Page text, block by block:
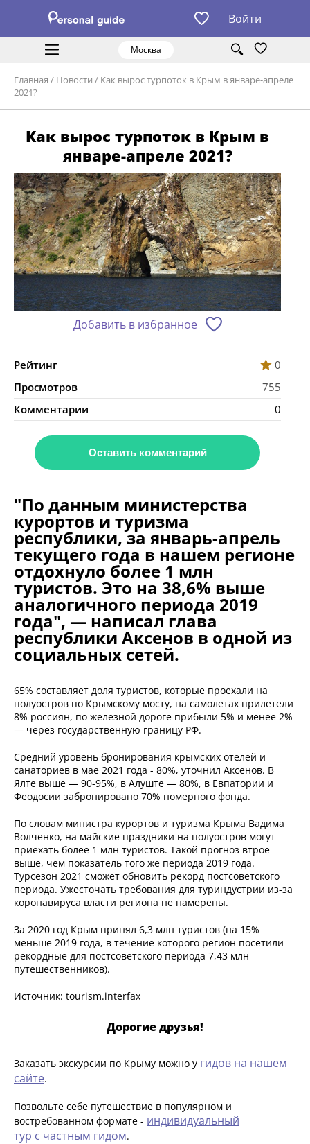
Войти
Москва
Главная / Новости / Как вырос турпоток в Крым в январе-апреле
2021?
Как вырос турпоток в Крым в
январе-апреле 2021?
Добавить в избранное
Рейтинг
0
Просмотров
755
Комментарии
0
Оставить комментарий
"По данным министерства
курортов и туризма
республики, за январь-апрель
текущего года в нашем регионе
отдохнуло более 1 млн
туристов. Это на 38,6% выше
аналогичного периода 2019
года", — написал глава
республики Аксенов в одной из
социальных сетей.
65% составляет доля туристов, которые проехали на
полуостров по Крымскому мосту, на самолетах прилетели
8% россиян, по железной дороге прибыли 5% и менее 2%
— через государственную границу РФ.
Средний уровень бронирования крымских отелей и
санаториев в мае 2021 года - 80%, уточнил Аксенов. В
Ялте выше — 90-95%, в Алуште — 80%, в Евпатории и
Феодосии забронировано 70% номерного фонда.
По словам министра курортов и туризма Крыма Вадима
Волченко, на майские праздники на полуостров могут
приехать более 1 млн туристов. Такой прогноз втрое
выше, чем показатель того же периода 2019 года.
Турсезон 2021 сможет обновить рекорд постсоветского
периода. Ужесточать требования для туриндустрии из-за
коронавируса власти региона не намерены.
За 2020 год Крым принял 6,3 млн туристов (на 15%
меньше 2019 года, в течение которого регион посетили
рекордные для постсоветского периода 7,43 млн
путешественников).
Источник: tourism.interfax
Дорогие друзья!
Заказать экскурсии по Крыму можно у гидов на нашем
сайте.
Позвольте себе путешествие в популярном и
востребованном формате - индивидуальный
тур с частным гидом.